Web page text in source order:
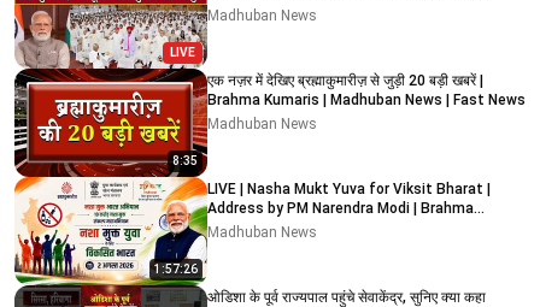
LIVE
Madhuban News
8:35
एक नज़र में देखिए ब्रह्माकुमारीज़ से जुड़ी 20 बड़ी खबरें |
Brahma Kumaris | Madhuban News | Fast News
Madhuban News
1:57:26
LIVE | Nasha Mukt Yuva for Viksit Bharat |
Address by PM Narendra Modi | Brahma
Kumaris - Abu Road
Madhuban News
ओडिशा के पूर्व राज्यपाल पहुंचे सेवाकेंद्र, सुनिए क्या कहा